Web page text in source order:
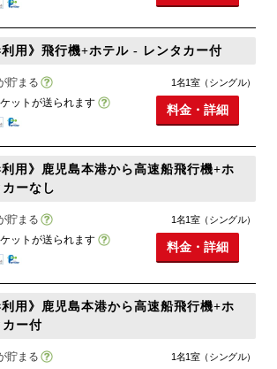
利用》飛行機+ホテル - レンタカー付
貯まる
ットが送られます
1名1室（シングル）
料金・詳細
利用》鹿児島本港から高速船飛行機+ホ
ーなし
貯まる
ットが送られます
1名1室（シングル）
料金・詳細
利用》鹿児島本港から高速船飛行機+ホ
ー付
貯まる
1名1室（シングル）